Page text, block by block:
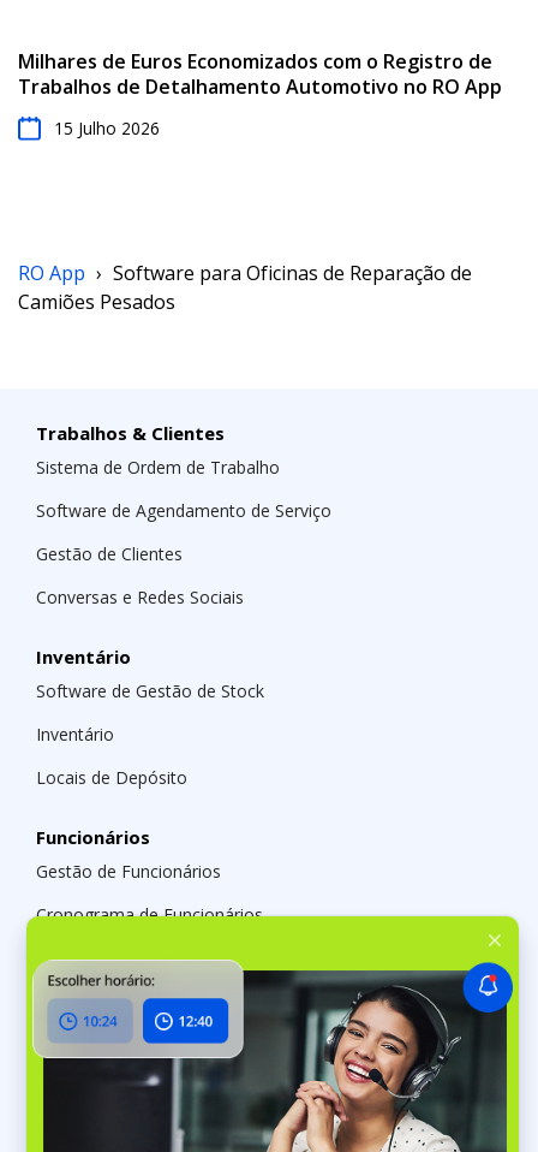
Milhares de Euros Economizados com o Registro de
Trabalhos de Detalhamento Automotivo no RO App
15 Julho 2026
RO App › Software para Oficinas de Reparação de
Camiões Pesados
Trabalhos & Clientes
Sistema de Ordem de Trabalho
Software de Agendamento de Serviço
Gestão de Clientes
Conversas e Redes Sociais
Inventário
Software de Gestão de Stock
Inventário
Locais de Depósito
Funcionários
Gestão de Funcionários
Cronograma de Funcionários
Folha de Pagamento
Finanças
Pagamentos Online
Pagamentos Presenciais
Software de Cotação